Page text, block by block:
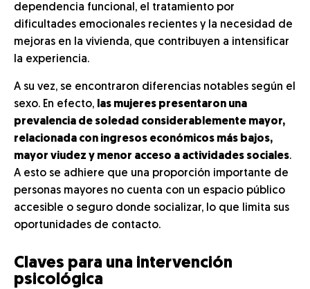
dependencia funcional, el tratamiento por
dificultades emocionales recientes y la necesidad de
mejoras en la vivienda, que contribuyen a intensificar
la experiencia.
A su vez, se encontraron diferencias notables según el
sexo. En efecto, las mujeres presentaron una
prevalencia de soledad considerablemente mayor,
relacionada con ingresos económicos más bajos,
mayor viudez y menor acceso a actividades sociales.
A esto se adhiere que una proporción importante de
personas mayores no cuenta con un espacio público
accesible o seguro donde socializar, lo que limita sus
oportunidades de contacto.
Claves para una intervención
psicológica